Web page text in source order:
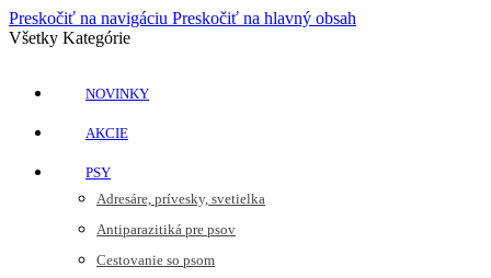
Preskočiť na navigáciu Preskočiť na hlavný obsah
Všetky Kategórie
NOVINKY
AKCIE
PSY
Adresáre, prívesky, svetielka
Antiparazitiká pre psov
Cestovanie so psom